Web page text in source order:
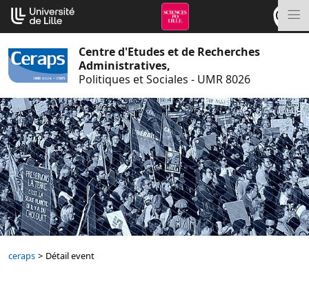
Aller
au
contenu
Centre d'Etudes et de Recherches
Administratives,
Politiques et Sociales - UMR 8026
ceraps > Détail event
Cookies management panel